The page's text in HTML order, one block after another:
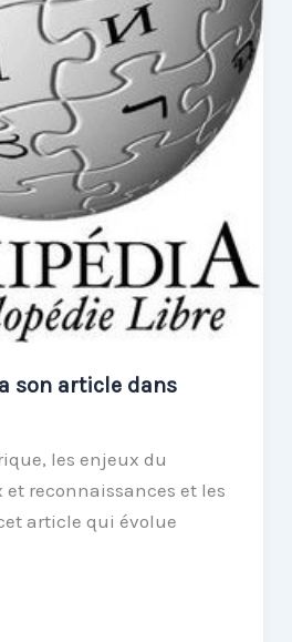
son article dans
les enjeux du
reconnaissances et les
article qui évolue